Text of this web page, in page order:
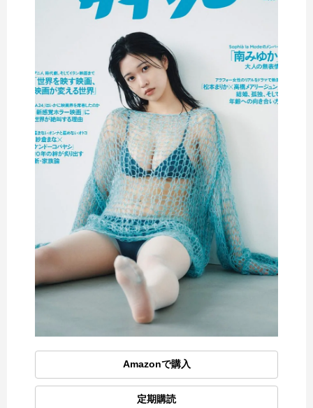
Amazonで購入
定期購読